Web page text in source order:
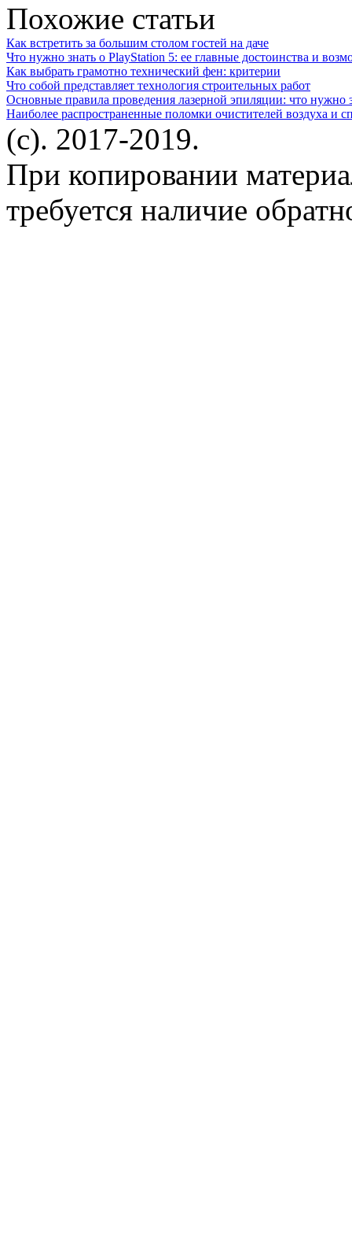
Похожие статьи
Как встретить за большим столом гостей на даче
Что нужно знать о PlayStation 5: ее главные достоинства и
Как выбрать грамотно технический фен: критерии
Что собой представляет технология строительных работ
Основные правила проведения лазерной эпиляции: что нужно
Наиболее распространенные поломки очистителей воздуха и
(c). 2017-2019.
При копировании
требуется наличие